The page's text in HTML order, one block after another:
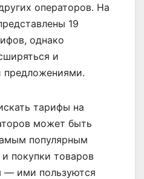
операторов. На
19
однако
и
предложениями.
тарифы на
может быть
популярным
покупки товаров
— ими пользуются